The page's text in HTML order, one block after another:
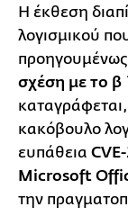
Η έκθεση
λογισμικού
προηγουμένως
σχέση με το
κακόβουλο
ευπάθεια
Microsoft
την